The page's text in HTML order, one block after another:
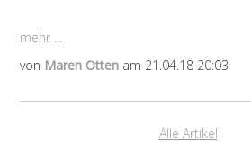
mehr ...
von Maren Otten am 21.04.18 20:03
Alle Artikel